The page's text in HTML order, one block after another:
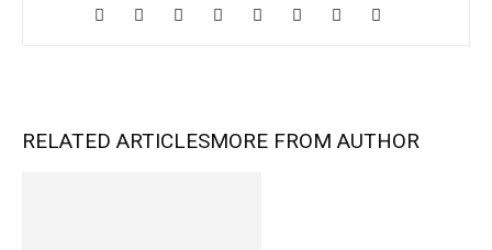
RELATED ARTICLESMORE FROM AUTHOR